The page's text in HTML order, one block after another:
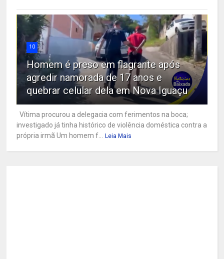
10
Homem é preso em flagrante após
agredir namorada de 17 anos e
quebrar celular dela em Nova Iguaçu
Vítima procurou a delegacia com ferimentos na boca;
investigado já tinha histórico de violência doméstica contra a
própria irmã Um homem f...
Leia Mais